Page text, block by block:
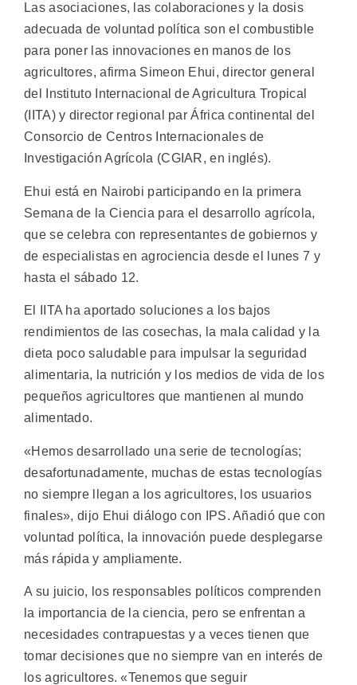
Las asociaciones, las colaboraciones y la dosis
adecuada de voluntad política son el combustible
para poner las innovaciones en manos de los
agricultores, afirma Simeon Ehui, director general
del Instituto Internacional de Agricultura Tropical
(IITA) y director regional par África continental del
Consorcio de Centros Internacionales de
Investigación Agrícola (CGIAR, en inglés).
Ehui está en Nairobi participando en la primera
Semana de la Ciencia para el desarrollo agrícola,
que se celebra con representantes de gobiernos y
de especialistas en agrociencia desde el lunes 7 y
hasta el sábado 12.
El IITA ha aportado soluciones a los bajos
rendimientos de las cosechas, la mala calidad y la
dieta poco saludable para impulsar la seguridad
alimentaria, la nutrición y los medios de vida de los
pequeños agricultores que mantienen al mundo
alimentado.
«Hemos desarrollado una serie de tecnologías;
desafortunadamente, muchas de estas tecnologías
no siempre llegan a los agricultores, los usuarios
finales», dijo Ehui diálogo con IPS. Añadió que con
voluntad política, la innovación puede desplegarse
más rápida y ampliamente.
A su juicio, los responsables políticos comprenden
la importancia de la ciencia, pero se enfrentan a
necesidades contrapuestas y a veces tienen que
tomar decisiones que no siempre van en interés de
los agricultores. «Tenemos que seguir